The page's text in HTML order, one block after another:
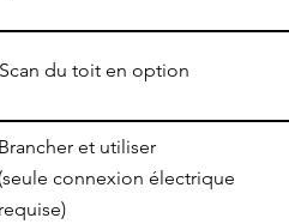
Scan du toit en option
Brancher et utiliser
(seule connexion électrique
requise)